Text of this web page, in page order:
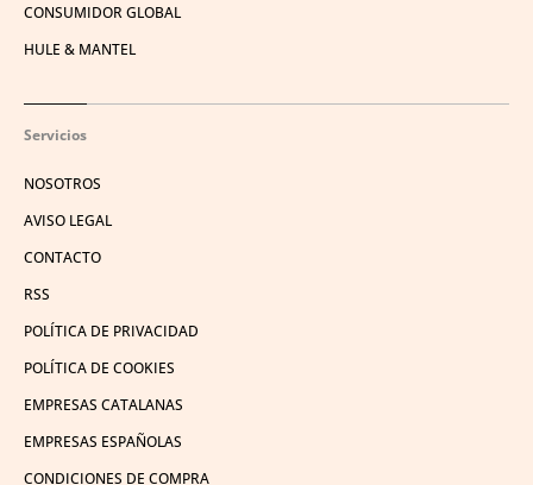
CONSUMIDOR GLOBAL
HULE & MANTEL
Servicios
NOSOTROS
AVISO LEGAL
CONTACTO
RSS
POLÍTICA DE PRIVACIDAD
POLÍTICA DE COOKIES
EMPRESAS CATALANAS
EMPRESAS ESPAÑOLAS
CONDICIONES DE COMPRA